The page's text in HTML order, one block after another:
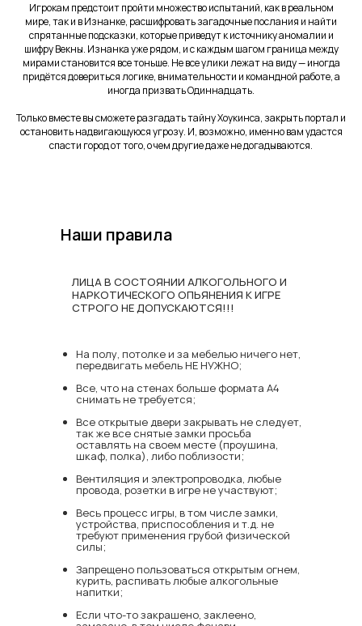
Игрокам предстоит пройти множество испытаний, как в реальном
мире, так и в Изнанке, расшифровать загадочные послания и найти
спрятанные подсказки, которые приведут к источнику аномалии и
шифру Векны. Изнанка уже рядом, и с каждым шагом граница между
мирами становится все тоньше. Не все улики лежат на виду — иногда
придётся довериться логике, внимательности и командной работе, а
иногда призвать Одиннадцать.
Только вместе вы сможете разгадать тайну Хоукинса, закрыть портал и
остановить надвигающуюся угрозу. И, возможно, именно вам удастся
спасти город от того, о чем другие даже не догадываются.
На полу, потолке и за мебелью ничего нет,
передвигать мебель НЕ НУЖНО;
Все, что на стенах больше формата А4
снимать не требуется;
Все открытые двери закрывать не следует,
так же все снятые замки просьба
оставлять на своем месте (проушина,
шкаф, полка), либо поблизости;
Вентиляция и электропроводка, любые
провода, розетки в игре не участвуют;
Весь процесс игры, в том числе замки,
устройства, приспособления и т.д. не
требуют применения грубой физической
силы;
Запрещено пользоваться открытым огнем,
курить, распивать любые алкогольные
напитки;
Если что-то закрашено, заклеено,
ЛИЦА В СОСТОЯНИИ АЛКОГОЛЬНОГО И
НАРКОТИЧЕСКОГО ОПЬЯНЕНИЯ К ИГРЕ
СТРОГО НЕ ДОПУСКАЮТСЯ!!!
Наши правила